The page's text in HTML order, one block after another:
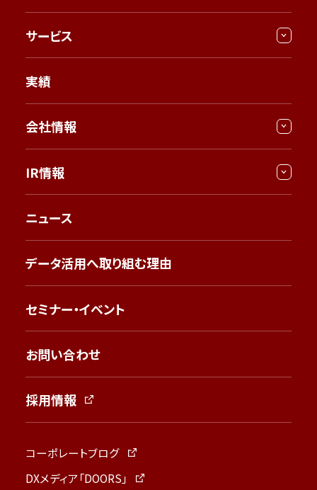
サービス
実績
会社情報
IR情報
ニュース
データ活用へ取り組む理由
セミナー・イベント
お問い合わせ
採用情報
コーポレートブログ
DXメディア「DOORS」